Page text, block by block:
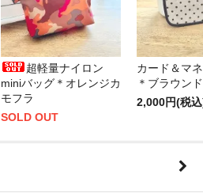
超軽量ナイロン
miniバッグ＊オレンジカ
モフラ
SOLD OUT
カード＆マ
＊ブラウン
2,000円(税